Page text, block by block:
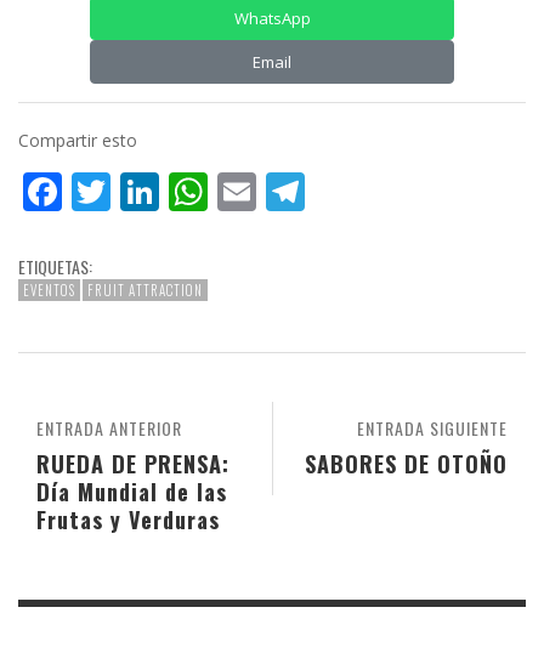
WhatsApp
Email
Compartir esto
Facebook
Twitter
LinkedIn
WhatsApp
Email
ETIQUETAS:
EVENTOS FRUIT ATTRACTION
ENTRADA SIGUIENTE
SABORES DE OTOÑO
ENTRADA ANTERIOR
RUEDA DE PRENSA:
Día Mundial de las
Frutas y Verduras